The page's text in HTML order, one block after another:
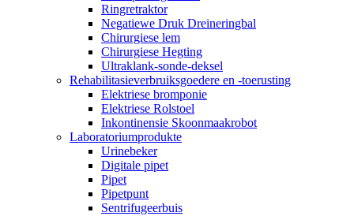
Ringretraktor
Negatiewe Druk Dreineringbal
Chirurgiese lem
Chirurgiese Hegting
Ultraklank-sonde-deksel
Rehabilitasieverbruiksgoedere en -toerusting
Elektriese bromponie
Elektriese Rolstoel
Inkontinensie Skoonmaakrobot
Laboratoriumprodukte
Urinebeker
Digitale pipet
Pipet
Pipetpunt
Sentrifugeerbuis